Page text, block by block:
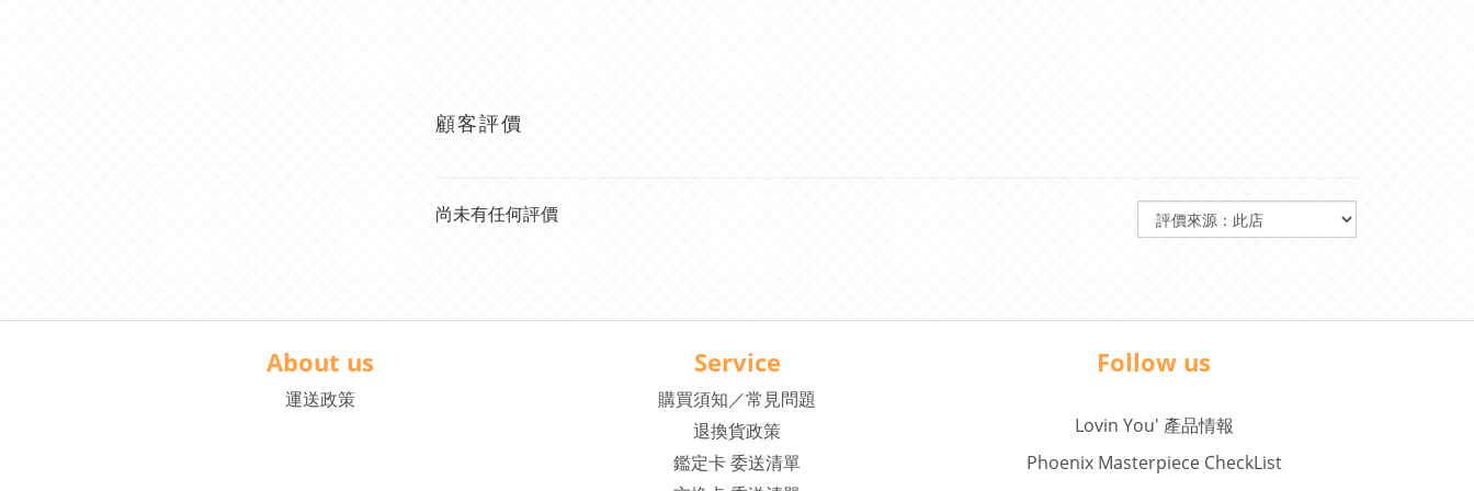
顧客評價
尚未有任何評價
About us
運送政策
Service
購買須知／常見問題
退換貨政策
鑑定卡 委送清單
Follow us
Lovin You' 產品情報
Phoenix Masterpiece CheckList